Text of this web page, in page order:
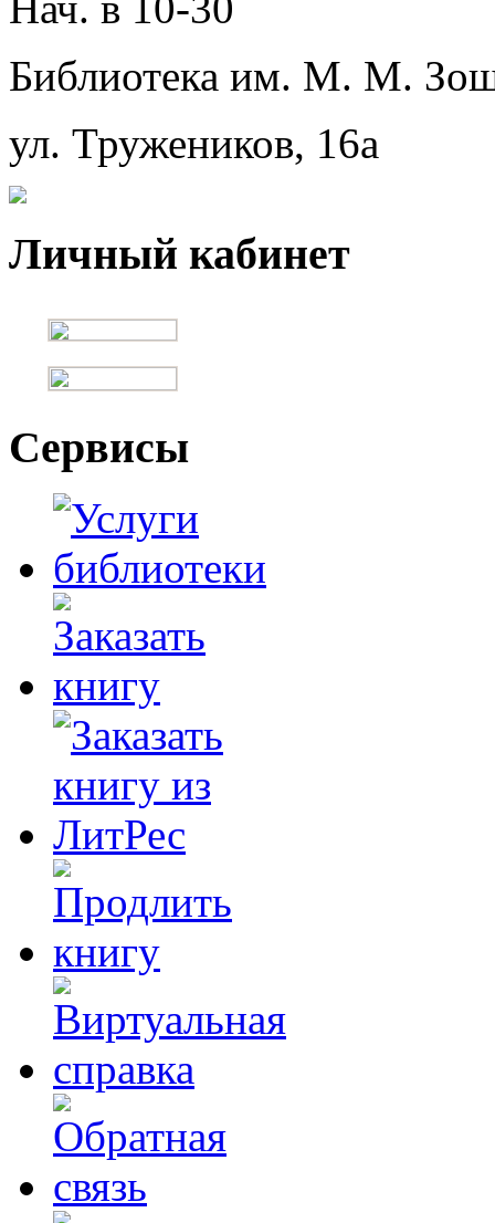
Библиотека им. М. М.
ул. Тружеников, 16а
Личный кабинет
Сервисы